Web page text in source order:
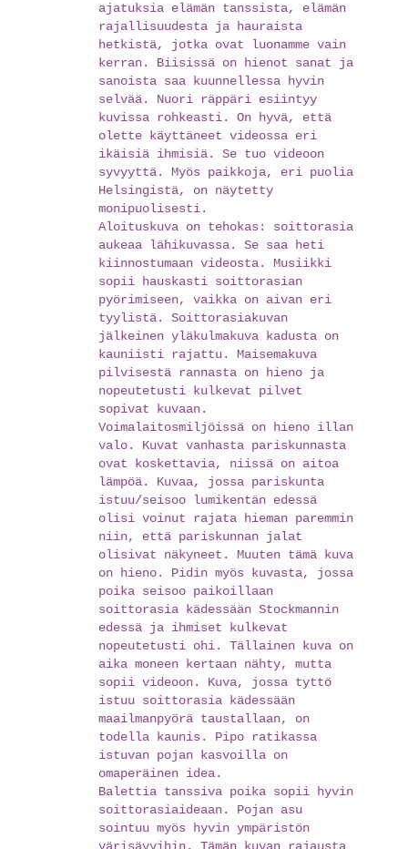
ajatuksia elämän tanssista, elämän
rajallisuudesta ja hauraista
hetkistä, jotka ovat luonamme vain
kerran. Biisissä on hienot sanat ja
sanoista saa kuunnellessa hyvin
selvää. Nuori räppäri esiintyy
kuvissa rohkeasti. On hyvä, että
olette käyttäneet videossa eri
ikäisiä ihmisiä. Se tuo videoon
syvyyttä. Myös paikkoja, eri puolia
Helsingistä, on näytetty
monipuolisesti.
Aloituskuva on tehokas: soittorasia
aukeaa lähikuvassa. Se saa heti
kiinnostumaan videosta. Musiikki
sopii hauskasti soittorasian
pyörimiseen, vaikka on aivan eri
tyylistä. Soittorasiakuvan
jälkeinen yläkulmakuva kadusta on
kauniisti rajattu. Maisemakuva
pilvisestä rannasta on hieno ja
nopeutetusti kulkevat pilvet
sopivat kuvaan.
Voimalaitosmiljöissä on hieno illan
valo. Kuvat vanhasta pariskunnasta
ovat koskettavia, niissä on aitoa
lämpöä. Kuvaa, jossa pariskunta
istuu/seisoo lumikentän edessä
olisi voinut rajata hieman paremmin
niin, että pariskunnan jalat
olisivat näkyneet. Muuten tämä kuva
on hieno. Pidin myös kuvasta, jossa
poika seisoo paikoillaan
soittorasia kädessään Stockmannin
edessä ja ihmiset kulkevat
nopeutetusti ohi. Tällainen kuva on
aika moneen kertaan nähty, mutta
sopii videoon. Kuva, jossa tyttö
istuu soittorasia kädessään
maailmanpyörä taustallaan, on
todella kaunis. Pipo ratikassa
istuvan pojan kasvoilla on
omaperäinen idea.
Balettia tanssiva poika sopii hyvin
soittorasiaideaan. Pojan asu
sointuu myös hyvin ympäristön